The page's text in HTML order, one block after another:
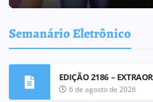
Semanário Eletrônico
EDIÇÃO 2186 –
6 de agosto de 2026